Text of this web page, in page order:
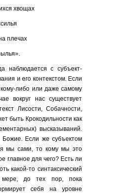
хвощах
плечах
наблюдается с субъект-
и его контекстом. Если
либо или даже самому
вокруг нас существует
Лисости, Собачности,
быть Крокодильности как
высказываний.
Если же субъектом
мы сами, то кому мы это
главное для чего? Есть ли
какой-то синтаксический
до тех пор, пока
себя на уровне